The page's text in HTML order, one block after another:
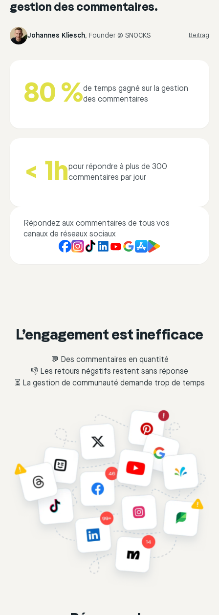
gestion des commentaires.
Johannes Kliesch, Founder @ SNOCKS Beitrag
80 %de temps gagné sur la gestion
des commentaires
< 1hpour répondre à plus de 300
commentaires par jour
Répondez aux commentaires de tous vos
canaux de réseaux sociaux
L’engagement est inefficace
💬 Des commentaires en quantité
👎 Les retours négatifs restent sans réponse
⏳ La gestion de communauté demande trop de temps